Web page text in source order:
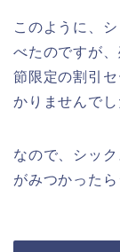
このように、
べたのですが
節限定の割引
かりませんでし
なので、シッ
がみつかった